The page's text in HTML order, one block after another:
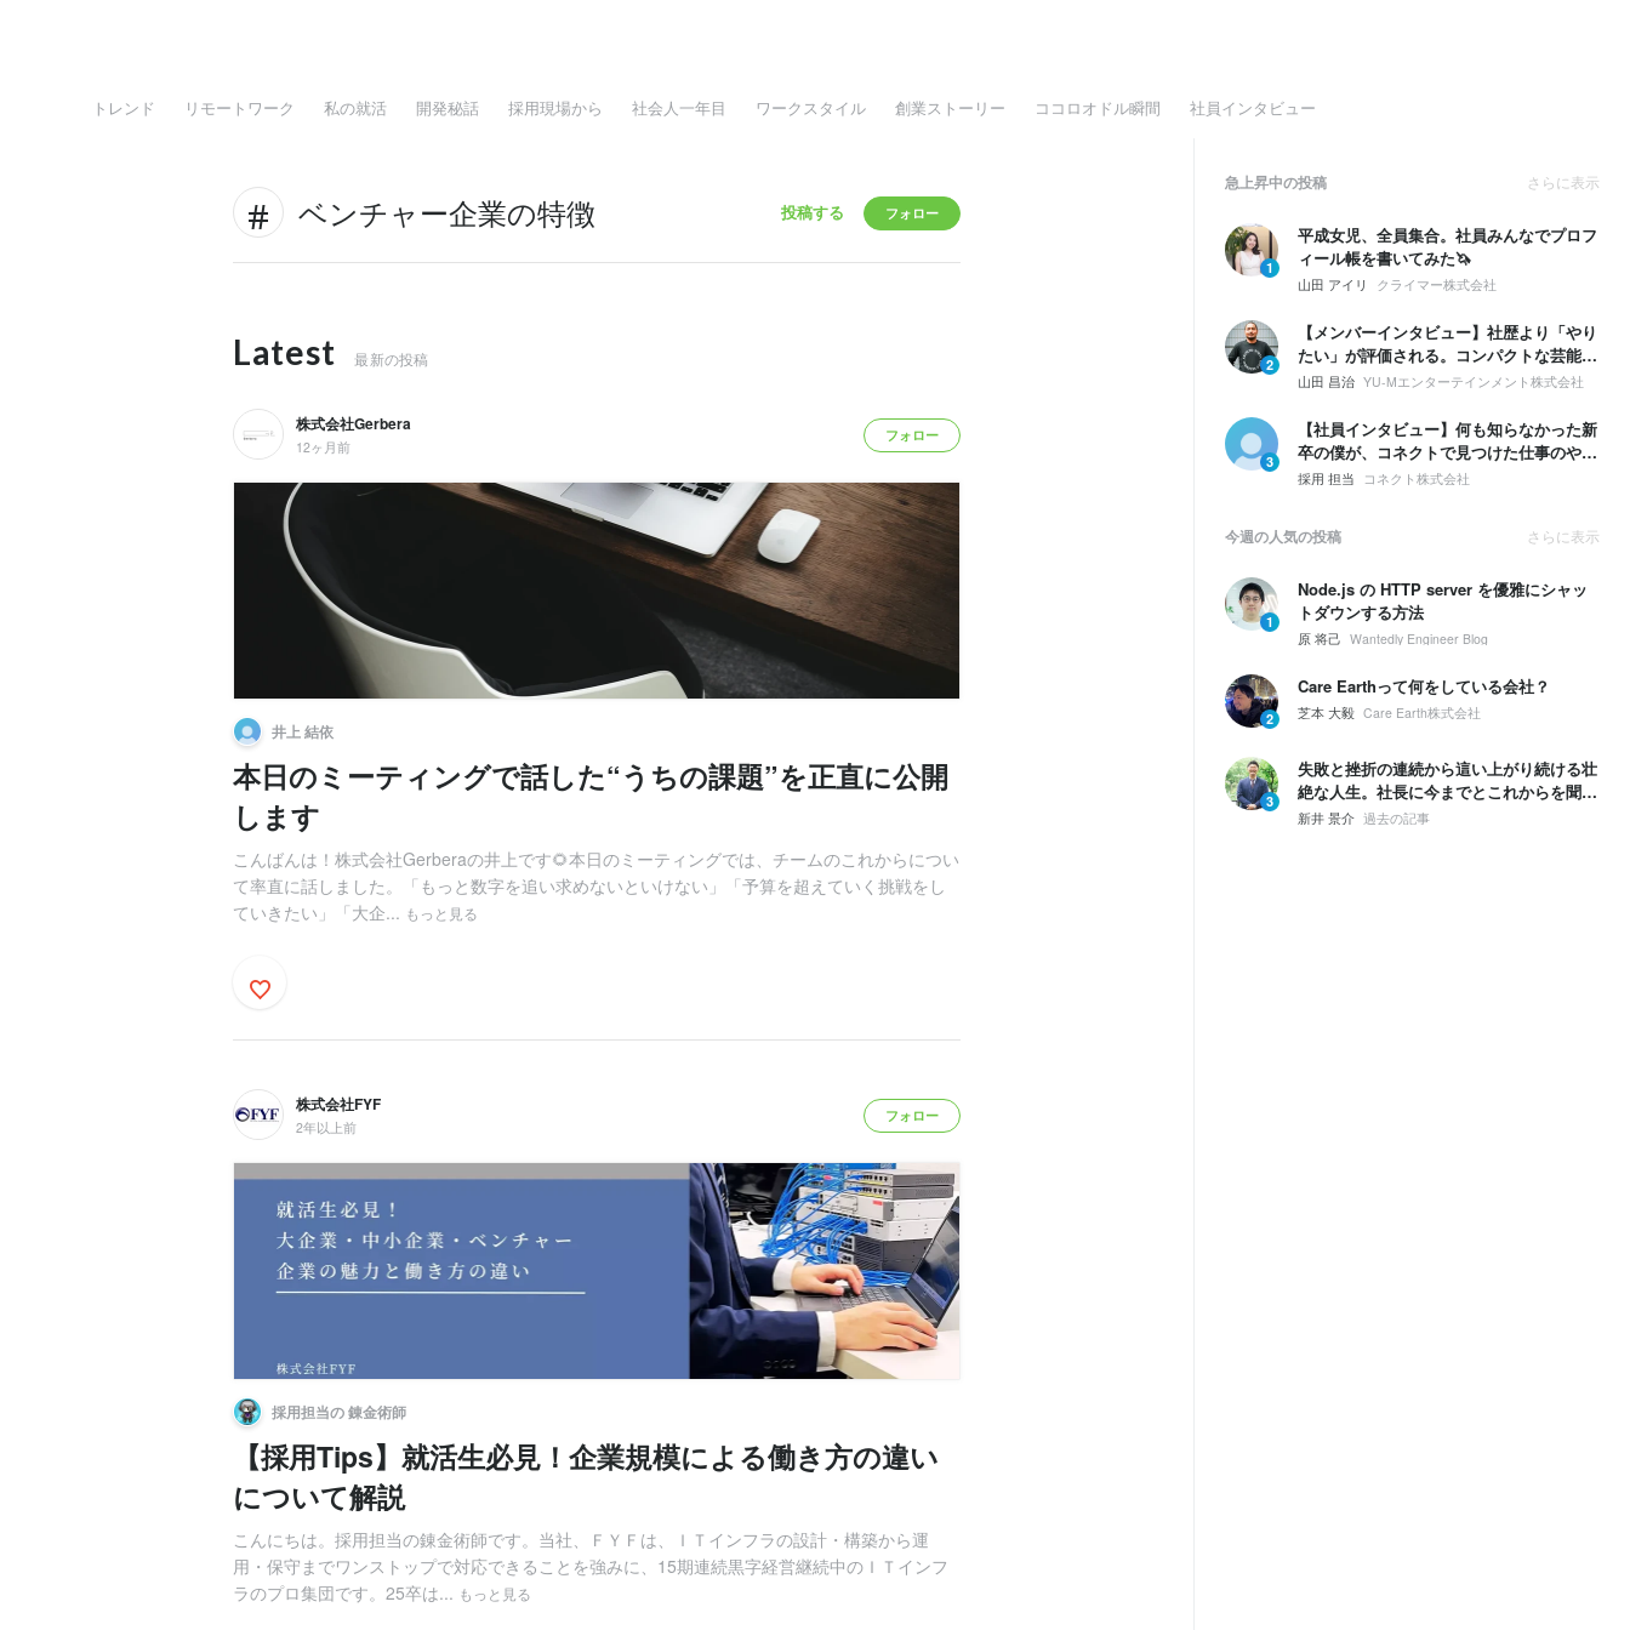
トレンド リモートワーク 私の就活 開発秘話 採用現場から 社会人一年目 ワークスタイル 創業ストーリー ココロオドル瞬間 社員インタビュー
ベンチャー企業の特徴 投稿する フォロー
Latest 最新の投稿
株式会社Gerbera
12ヶ月前
フォロー
井上 結依
本日のミーティングで話した“うちの課題”を正直に公開
します
こんばんは！株式会社Gerberaの井上です🌻本日のミーティングでは、チームのこれからについ
て率直に話しました。「もっと数字を追い求めないといけない」「予算を超えていく挑戦をし
ていきたい」「大企... もっと見る
株式会社FYF
2年以上前
フォロー
採用担当の 錬金術師
【採用Tips】就活生必見！企業規模による働き方の違い
について解説
こんにちは。採用担当の錬金術師です。当社、ＦＹＦは、ＩＴインフラの設計・構築から運
用・保守までワンストップで対応できることを強みに、15期連続黒字経営継続中のＩＴインフ
ラのプロ集団です。25卒は... もっと見る
急上昇中の投稿 さらに表示
1
平成女児、全員集合。社員みんなでプロフ
ィール帳を書いてみた🦄
山田 アイリ クライマー株式会社
2
【メンバーインタビュー】社歴より「やり
たい」が評価される。コンパクトな芸能事
務所で、20代マネージャーに起きたこと
山田 昌治 YU-Mエンターテインメント株式会社
3
【社員インタビュー】何も知らなかった新
卒の僕が、コネクトで見つけた仕事のやり
がい
採用 担当 コネクト株式会社
今週の人気の投稿 さらに表示
1
Node.js の HTTP server を優雅にシャッ
トダウンする方法
原 将己 Wantedly Engineer Blog
2
Care Earthって何をしている会社？
芝本 大毅 Care Earth株式会社
3
失敗と挫折の連続から這い上がり続ける壮
絶な人生。社長に今までとこれからを聞い
てみた。
新井 景介 過去の記事